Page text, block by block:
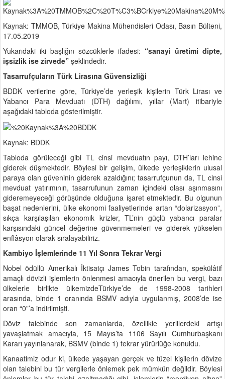
Kaynak: TMMOB, Türkiye Makina Mühendisleri Odası, Basın Bülteni,
17.05.2019
Yukarıdaki iki başlığın sözcüklerle ifadesi: “sanayi üretimi dipte,
işsizlik ise zirvede” şeklindedir.
Tasarrufçuların Türk Lirasına Güvensizliği
BDDK verilerine göre, Türkiye’de yerleşik kişilerin Türk Lirası ve
Yabancı Para Mevduatı (DTH) dağılımı, yıllar (Mart) itibariyle
aşağıdaki tabloda gösterilmiştir.
Kaynak: BDDK
Tabloda görüleceği gibi TL cinsi mevduatın payı, DTH’ları lehine
giderek düşmektedir. Böylesi bir gelişim, ülkede yerleşiklerin ulusal
paraya olan güveninin giderek azaldığını; tasarrufçunun da, TL cinsi
mevduat yatırımının, tasarrufunun zaman içindeki olası aşınmasını
gideremeyeceği görüşünde olduğuna işaret etmektedir. Bu olgunun
başat nedenlerini, ülke ekonomi faaliyetlerinde artan “dolarizasyon”,
sıkça karşılaşılan ekonomik krizler, TL’nin güçlü yabancı paralar
karşısındaki güncel değerine güvenmemeleri ve giderek yükselen
enflâsyon olarak sıralayabiliriz.
Kambiyo İşlemlerinde 11 Yıl Sonra Tekrar Vergi
Nobel ödüllü Amerikalı İktisatçı James Tobin tarafından, spekülâtif
amaçlı dövizli işlemlerin önlenmesi amacıyla önerilen bu vergi, bazı
ülkelerle birlikte ülkemizdeTürkiye’de de 1998-2008 tarihleri
arasında, binde 1 oranında BSMV adıyla uygulanmış, 2008’de ise
oran “0”’a indirilmişti.
Döviz talebinde son zamanlarda, özellikle yerlilerdeki artışı
yavaşlatmak amacıyla, 15 Mayıs’ta 1106 Sayılı Cumhurbaşkanı
Kararı yayınlanarak, BSMV (binde 1) tekrar yürürlüğe konuldu.
Kanaatimiz odur ki, ülkede yaşayan gerçek ve tüzel kişilerin dövize
olan talebini bu tür vergilerle önlemek pek mümkün değildir. Böylesi